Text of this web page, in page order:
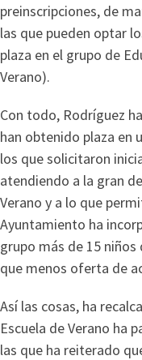
preinscripciones, de
las que pueden optar
plaza en el grupo de
Verano).
Con todo, Rodríguez
han obtenido plaza en
los que solicitaron
atendiendo a la gran
Verano y a lo que
Ayuntamiento ha
grupo más de 15
que menos oferta de
Así las cosas, ha
Escuela de Verano ha
las que ha reiterado